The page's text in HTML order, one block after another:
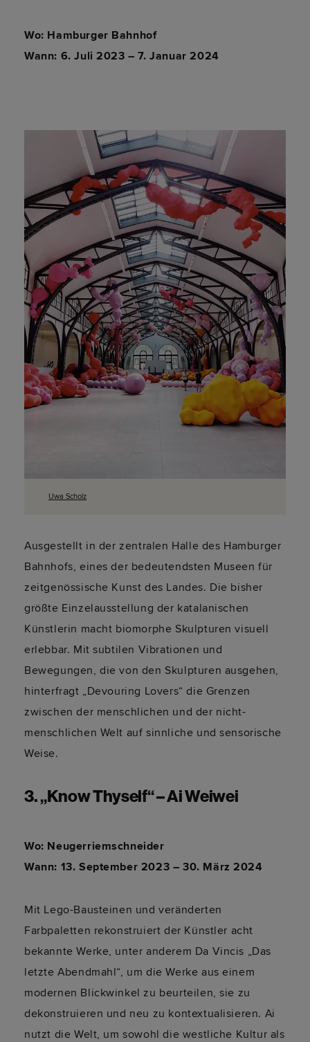
Wo: Hamburger Bahnhof
Wann: 6. Juli 2023 – 7. Januar 2024
Uwa Scholz
Ausgestellt in der zentralen Halle des Hamburger
Bahnhofs, eines der bedeutendsten Museen für
zeitgenössische Kunst des Landes. Die bisher
größte Einzelausstellung der katalanischen
Künstlerin macht biomorphe Skulpturen visuell
erlebbar. Mit subtilen Vibrationen und
Bewegungen, die von den Skulpturen ausgehen,
hinterfragt „Devouring Lovers“ die Grenzen
zwischen der menschlichen und der nicht-
menschlichen Welt auf sinnliche und sensorische
Weise.
3. „Know Thyself“ – Ai Weiwei
Wo: Neugerriemschneider
Wann: 13. September 2023 – 30. März 2024
Mit Lego-Bausteinen und veränderten
Farbpaletten rekonstruiert der Künstler acht
bekannte Werke, unter anderem Da Vincis „Das
letzte Abendmahl“, um die Werke aus einem
modernen Blickwinkel zu beurteilen, sie zu
dekonstruieren und neu zu kontextualisieren. Ai
nutzt die Welt, um sowohl die westliche Kultur als